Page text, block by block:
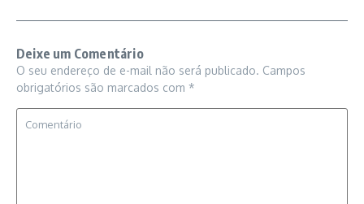
Deixe um Comentário
O seu endereço de e-mail não será publicado. Campos
obrigatórios são marcados com *